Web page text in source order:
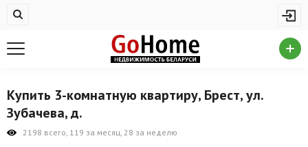
Купить квартиру
На сутки
Новостройки
Купить 3-комнатную квартиру, Брест, ул.
Зубачева, д.
2198 всего, 119 за месяц, 28 за неделю